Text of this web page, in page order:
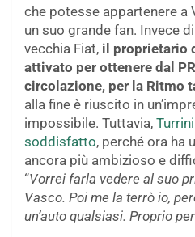
che potesse appartenere a
un suo grande fan. Invece
vecchia Fiat, il proprietario
attivato per ottenere dal
circolazione, per la Ritmo
alla fine è riuscito in
impossibile. Tuttavia,
soddisfatto, perché ora ha
ancora più ambizioso e
“Vorrei farla vedere al suo
Vasco. Poi me la terrò io,
un’auto qualsiasi. Proprio